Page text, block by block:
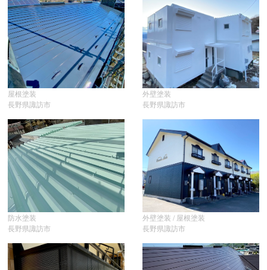
屋根塗装
長野県諏訪市
外壁塗装
長野県諏訪市
防水塗装
長野県諏訪市
外壁塗装 / 屋根塗装
長野県諏訪市